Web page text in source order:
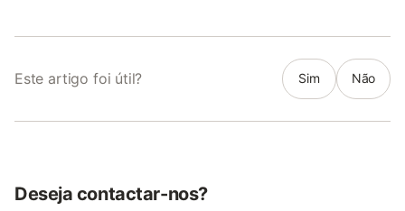
Este artigo foi útil? Sim Não
Deseja contactar-nos?